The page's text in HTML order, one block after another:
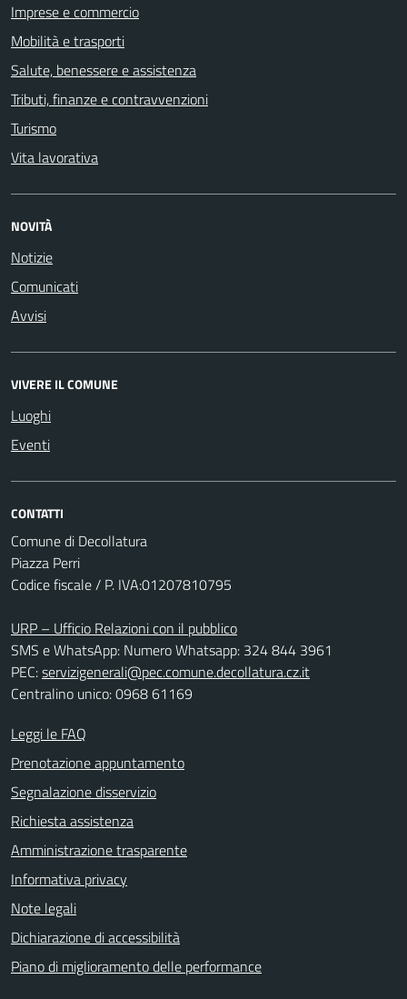
Imprese e commercio
Mobilità e trasporti
Salute, benessere e assistenza
Tributi, finanze e contravvenzioni
Turismo
Vita lavorativa
NOVITÀ
Notizie
Comunicati
Avvisi
VIVERE IL COMUNE
Luoghi
Eventi
CONTATTI
Comune di Decollatura
Piazza Perri
Codice fiscale / P. IVA:01207810795
URP – Ufficio Relazioni con il pubblico
SMS e WhatsApp: Numero Whatsapp: 324 844 3961
PEC:servizigenerali@pec.comune.decollatura.cz.it
Centralino unico: 0968 61169
Leggi le FAQ
Prenotazione appuntamento
Segnalazione disservizio
Richiesta assistenza
Amministrazione trasparente
Informativa privacy
Note legali
Dichiarazione di accessibilità
Piano di miglioramento delle performance